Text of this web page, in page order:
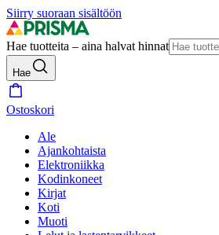
Siirry suoraan sisältöön
Hae tuotteita – aina halvat hinnat
Hae
Ostoskori
Ale
Ajankohtaista
Elektroniikka
Kodinkoneet
Kirjat
Koti
Muoti